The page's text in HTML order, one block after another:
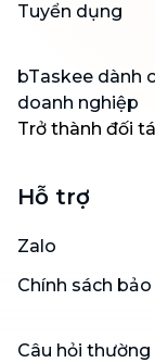
Tuyển dụng
bTaskee dành
doanh nghiệp
Trở thành đối
Hỗ trợ
Zalo
Chính sách
Câu hỏi thường